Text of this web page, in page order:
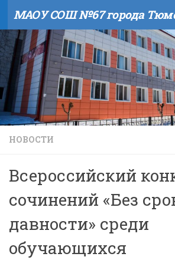
Skip to content
НОВОСТИ
Всероссийский
сочинений «Без
давности» среди
обучающихся